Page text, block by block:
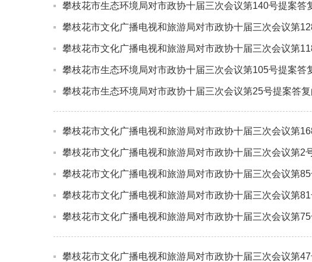
攀枝花市生态环境局对市政协十届三次会议第140号提案答
攀枝花市文化广播电视和旅游局对市政协十届三次会议第
攀枝花市文化广播电视和旅游局对市政协十届三次会议第
攀枝花市生态环境局对市政协十届三次会议第105号提案答
攀枝花市生态环境局对市政协十届三次会议第25号提案答
攀枝花市文化广播电视和旅游局对市政协十届三次会议第
攀枝花市文化广播电视和旅游局对市政协十届三次会议第2
攀枝花市文化广播电视和旅游局对市政协十届三次会议第
攀枝花市文化广播电视和旅游局对市政协十届三次会议第
攀枝花市文化广播电视和旅游局对市政协十届三次会议第
攀枝花市文化广播电视和旅游局对市政协十届三次会议第